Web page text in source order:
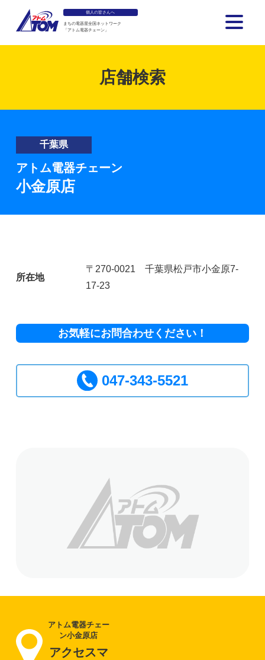
個人の皆さんへ
まちの電器屋全国ネットワーク
「アトム電器チェーン」
店舗検索
千葉県
アトム電器チェーン
小金原店
所在地
〒270-0021 千葉県松戸市小金原7-
17-23
お気軽にお問合わせください！
047-343-5521
アトム電器チェー
ン小金原店
アクセスマ